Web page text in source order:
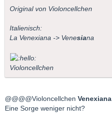
Original von Violoncellchen
Italienisch:
La Venexiana -> Venesiana
Violoncellchen
@@@@Violoncellchen Venexiana
Eine Sorge weniger nicht?